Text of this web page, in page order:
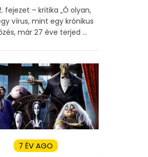
fejezet – kritika „Ő olyan,
vírus, mint egy krónikus
már 27 éve terjed ...
7 ÉV AGO